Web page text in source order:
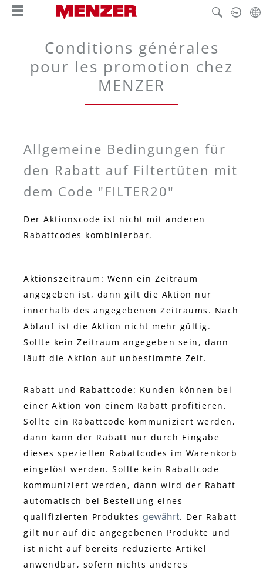
principal
Conditions générales
pour les promotion chez
MENZER
Allgemeine Bedingungen für
den Rabatt auf Filtertüten mit
dem Code "FILTER20"
Der Aktionscode ist nicht mit anderen
Rabattcodes kombinierbar.
Aktionszeitraum: Wenn ein Zeitraum
angegeben ist, dann gilt die Aktion nur
innerhalb des angegebenen Zeitraums. Nach
Ablauf ist die Aktion nicht mehr gültig.
Sollte kein Zeitraum angegeben sein, dann
läuft die Aktion auf unbestimmte Zeit.
Rabatt und Rabattcode: Kunden können bei
einer Aktion von einem Rabatt profitieren.
Sollte ein Rabattcode kommuniziert werden,
dann kann der Rabatt nur durch Eingabe
dieses speziellen Rabattcodes im Warenkorb
eingelöst werden. Sollte kein Rabattcode
kommuniziert werden, dann wird der Rabatt
automatisch bei Bestellung eines
qualifizierten Produktes gewährt. Der Rabatt
gilt nur auf die angegebenen Produkte und
ist nicht auf bereits reduzierte Artikel
anwendbar, sofern nichts anderes